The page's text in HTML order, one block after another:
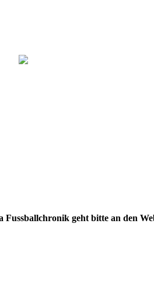
Fussballchronik geht bitte an den